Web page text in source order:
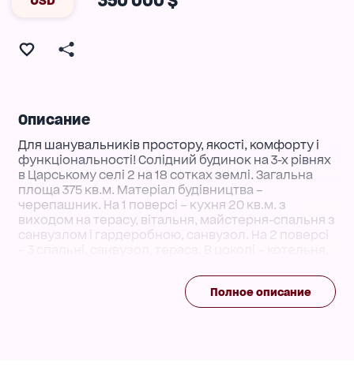
Описание
Для шанувальників простору, якості, комфорту і
функціональності! Солідний будинок на 3-х рівнях
в Царському селі 2 на 18 сотках землі. Загальна
площа 375 кв.м. Матеріал будівництва –
черепашник. На 1 поверсі – кухня 20 кв.м. з
виходом на терасу, вітальня, майстерня-спальня з
санвузлом і гардеробною, санвузол. На 2 поверсі
ремонт. Гараж на 2 авто, басейн з зоною джакузі,
літня кухня, крита зона барбекю, ландшафтний
дизайн, відеоспостереження. Відмінне
Полное описание